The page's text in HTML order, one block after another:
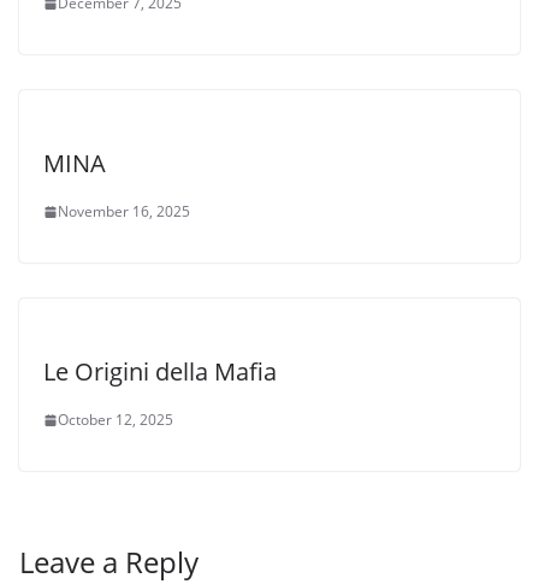
MINA
November 16, 2025
Le Origini della Mafia
October 12, 2025
Leave a Reply